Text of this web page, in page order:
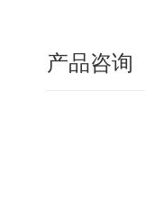
产品咨询